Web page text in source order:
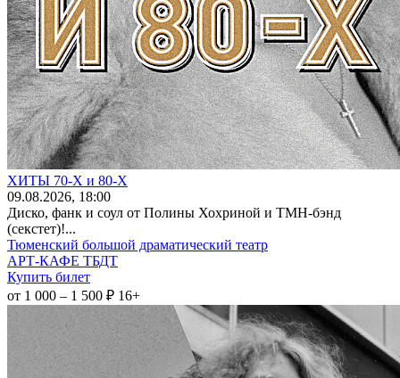
ХИТЫ 70-Х и 80-Х
09.08.2026, 18:00
Диско, фанк и соул от Полины Хохриной и ТМН-бэнд
(секстет)!...
Тюменский большой драматический театр
АРТ-КАФЕ ТБДТ
Купить билет
от 1 000 – 1 500 ₽ 16+